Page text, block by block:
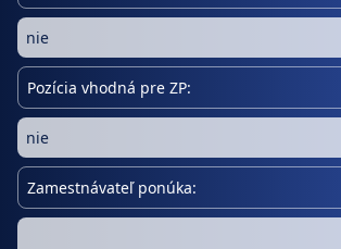
nie
Pozícia vhodná pre ZP:
nie
Zamestnávateľ ponúka: